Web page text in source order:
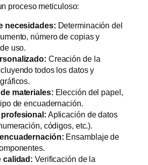
proceso meticuloso:
necesidades: Determinación del
número de copias y
uso.
Creación de la
todos los datos y
materiales: Elección del papel,
de encuadernación.
Aplicación de datos
códigos, etc.).
Ensamblaje de
calidad: Verificación de la